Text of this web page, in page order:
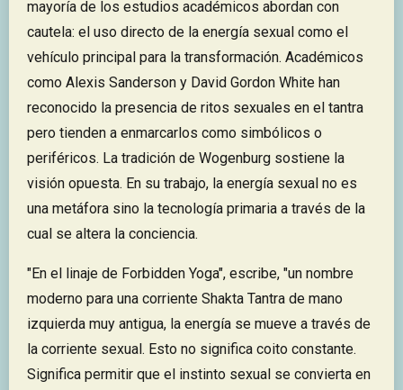
mayoría de los estudios académicos abordan con
cautela: el uso directo de la energía sexual como el
vehículo principal para la transformación. Académicos
como Alexis Sanderson y David Gordon White han
reconocido la presencia de ritos sexuales en el tantra
pero tienden a enmarcarlos como simbólicos o
periféricos. La tradición de Wogenburg sostiene la
visión opuesta. En su trabajo, la energía sexual no es
una metáfora sino la tecnología primaria a través de la
cual se altera la conciencia.
"En el linaje de Forbidden Yoga", escribe, "un nombre
moderno para una corriente Shakta Tantra de mano
izquierda muy antigua, la energía se mueve a través de
la corriente sexual. Esto no significa coito constante.
Significa permitir que el instinto sexual se convierta en